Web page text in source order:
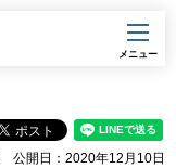
メニュー
公開日：2020年12月10日